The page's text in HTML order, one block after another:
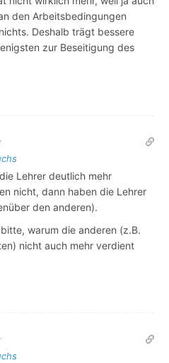
den Arbeitsbedingungen
Deshalb trägt bessere
zur Beseitigung des
Lehrer deutlich mehr
nicht, dann haben die Lehrer
den anderen).
warum die anderen (z.B.
nicht auch mehr verdient